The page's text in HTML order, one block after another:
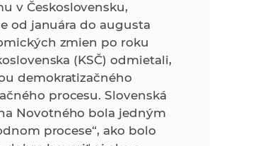
v Československu,
od januára do augusta
zmien po roku
(KSČ) odmietali,
demokratizačného
procesu. Slovenská
Novotného bola jedným
procese“, ako bolo